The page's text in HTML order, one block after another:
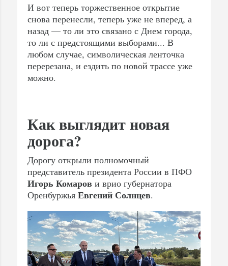
И вот теперь торжественное открытие
снова перенесли, теперь уже не вперед, а
назад — то ли это связано с Днем города,
то ли с предстоящими выборами... В
любом случае, символическая ленточка
перерезана, и ездить по новой трассе уже
можно.
Как выглядит новая
дорога?
Дорогу открыли полномочный
представитель президента России в ПФО
Игорь Комаров и врио губернатора
Оренбуржья Евгений Солнцев.